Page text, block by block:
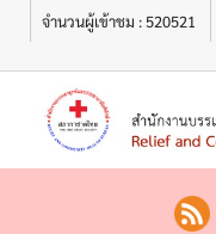
จำนวนผู้เข้าชม : 520521
เมนู